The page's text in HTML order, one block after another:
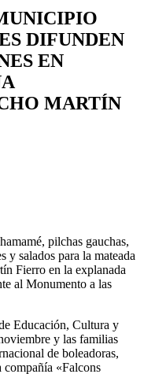
DIFUNDEN
EN
MARTÍN
pilchas gauchas,
y salados para la mateada
Fierro en la explanada
al Monumento a las
Educación, Cultura y
y las familias
de boleadoras,
«Falcons